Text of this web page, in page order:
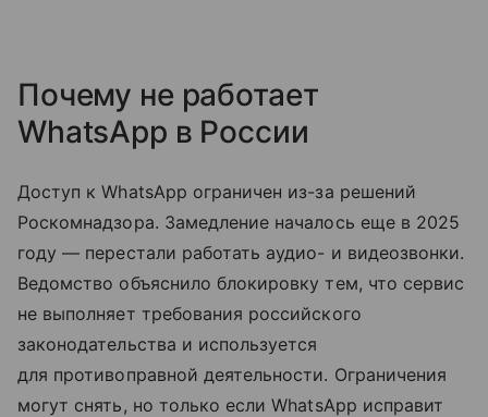
Почему не работает
WhatsApp в России
Доступ к WhatsApp ограничен из-за решений
Роскомнадзора. Замедление началось еще в 2025
году — перестали работать аудио- и видеозвонки.
Ведомство объяснило блокировку тем, что сервис
не выполняет требования российского
законодательства и используется
для противоправной деятельности. Ограничения
могут снять, но только если WhatsApp исправит